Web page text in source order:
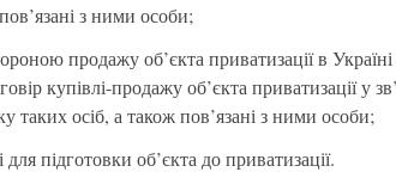
з ними особи;
продажу об’єкта приватизації в
купівлі-продажу об’єкта приватизації у
таких осіб, а також пов’язані з ними особи;
підготовки об’єкта до приватизації.